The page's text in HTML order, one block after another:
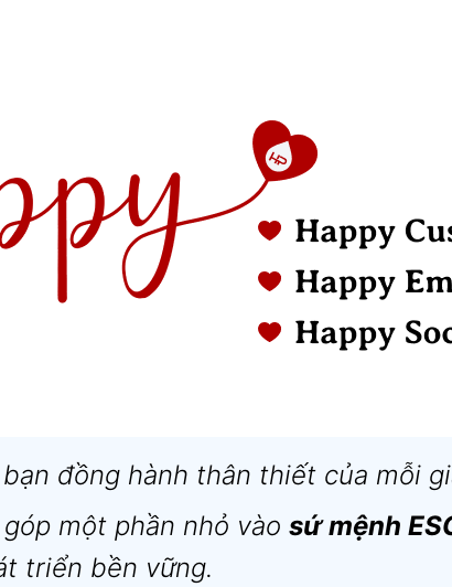
đồng hành thân thiết của mỗi
một phần nhỏ vào sứ mệnh
triển bền vững.